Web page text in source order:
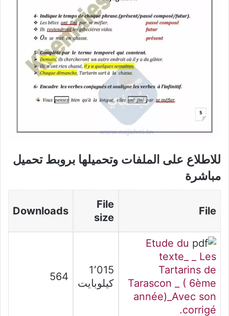
للاطلاع على الملفات وتحميلها بروبط تحميل
مباشرة
File
File
size
Downloads
Etude du
texte_ _ Les
Tartarins de
Tarascon _ ( 6ème
année)_Avec son
corrigé.
1٬015
كيلوبايت
564